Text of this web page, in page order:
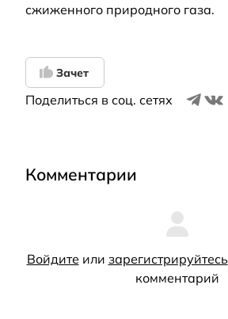
сжиженного природного газа.
Зачет
Поделиться в соц. сетях
Комментарии
Войдите или зарегистрируйтесь
комментарий